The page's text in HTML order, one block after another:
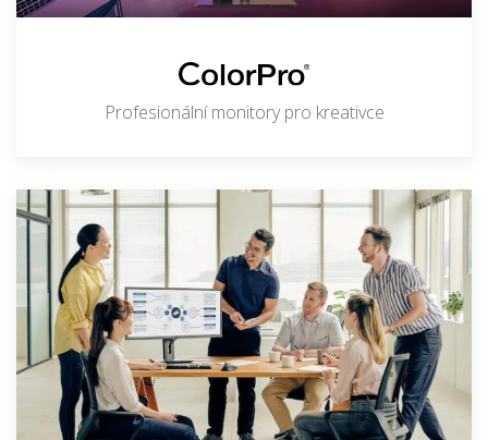
Profesionální monitory pro kreativce